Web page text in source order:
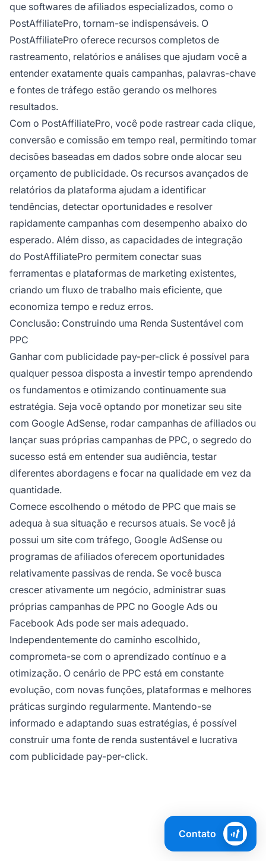
que softwares de afiliados especializados, como o
PostAffiliatePro, tornam-se indispensáveis. O
PostAffiliatePro oferece recursos completos de
rastreamento, relatórios e análises que ajudam você a
entender exatamente quais campanhas, palavras-chave
e fontes de tráfego estão gerando os melhores
resultados.
Com o PostAffiliatePro, você pode rastrear cada clique,
conversão e comissão em tempo real, permitindo tomar
decisões baseadas em dados sobre onde alocar seu
orçamento de publicidade. Os recursos avançados de
relatórios da plataforma ajudam a identificar
tendências, detectar oportunidades e resolver
rapidamente campanhas com desempenho abaixo do
esperado. Além disso, as capacidades de integração
do PostAffiliatePro permitem conectar suas
ferramentas e plataformas de marketing existentes,
criando um fluxo de trabalho mais eficiente, que
economiza tempo e reduz erros.
Conclusão: Construindo uma Renda Sustentável com
PPC
Ganhar com publicidade pay-per-click é possível para
qualquer pessoa disposta a investir tempo aprendendo
os fundamentos e otimizando continuamente sua
estratégia. Seja você optando por monetizar seu site
com Google AdSense, rodar campanhas de afiliados ou
lançar suas próprias campanhas de PPC, o segredo do
sucesso está em entender sua audiência, testar
diferentes abordagens e focar na qualidade em vez da
quantidade.
Comece escolhendo o método de PPC que mais se
adequa à sua situação e recursos atuais. Se você já
possui um site com tráfego, Google AdSense ou
programas de afiliados oferecem oportunidades
relativamente passivas de renda. Se você busca
crescer ativamente um negócio, administrar suas
próprias campanhas de PPC no Google Ads ou
Facebook Ads pode ser mais adequado.
Independentemente do caminho escolhido,
comprometa-se com o aprendizado contínuo e a
otimização. O cenário de PPC está em constante
evolução, com novas funções, plataformas e melhores
práticas surgindo regularmente. Mantendo-se
informado e adaptando suas estratégias, é possível
construir uma fonte de renda sustentável e lucrativa
com publicidade pay-per-click.
Contato